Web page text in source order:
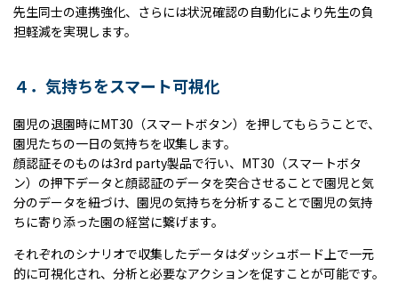
先生同士の連携強化、さらには状況確認の自動化により先生の負
担軽減を実現します。
４．気持ちをスマート可視化
園児の退園時にMT30 （スマートボタン）を押してもらうことで、
園児たちの一日の気持ちを収集します。
顔認証そのものは3rd party製品で行い、 MT30 （スマートボタ
ン）の押下データと顔認証のデータを突合させることで園児と気
分のデータを紐づけ、園児の気持ちを分析することで園児の気持
ちに寄り添った園の経営に繋げます。
それぞれのシナリオで収集したデータはダッシュボード上で一元
的に可視化され、分析と必要なアクションを促すことが可能です。